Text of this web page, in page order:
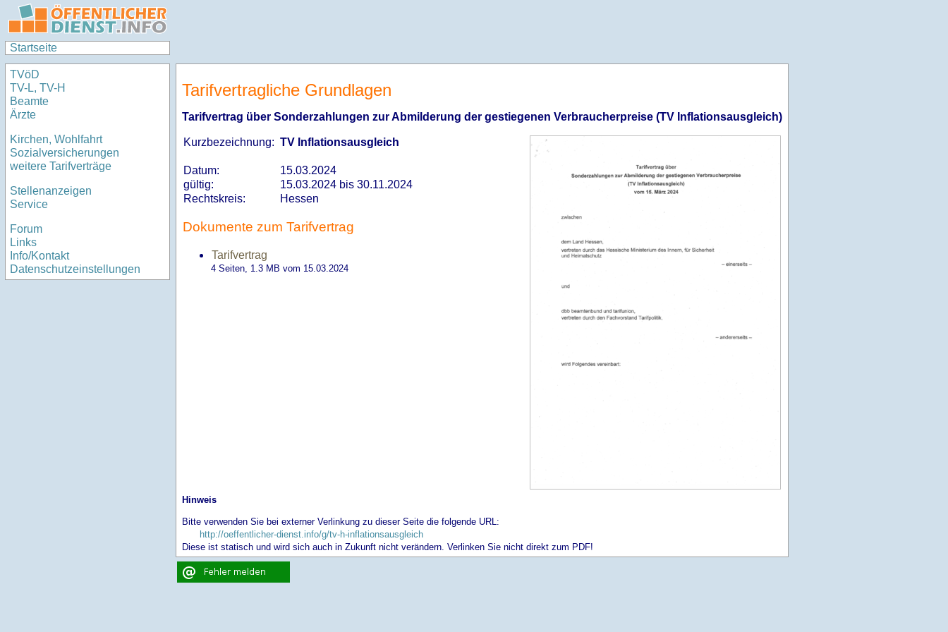
Startseite
TVöD
TV-L, TV-H
Beamte
Ärzte
Kirchen, Wohlfahrt
Sozialversicherungen
weitere Tarifverträge
Stellenanzeigen
Service
Forum
Links
Info/Kontakt
Datenschutzeinstellungen
Tarifvertragliche Grundlagen
Tarifvertrag über Sonderzahlungen zur Abmilderung der gestiegenen Verbraucherpreise (TV Inflationsausgleich)
Kurzbezeichnung: TV Inflationsausgleich
Datum:
15.03.2024
gültig:
15.03.2024 bis 30.11.2024
Rechtskreis:
Hessen
Dokumente zum Tarifvertrag
Tarifvertrag
4 Seiten, 1.3 MB vom 15.03.2024
Hinweis
Bitte verwenden Sie bei externer Verlinkung zu dieser Seite die folgende URL:
http://oeffentlicher-dienst.info/g/tv-h-inflationsausgleich
Diese ist statisch und wird sich auch in Zukunft nicht verändern. Verlinken Sie nicht direkt zum PDF!